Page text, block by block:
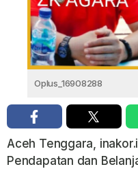
Oplus_16908288
Aceh Tenggara,
Pendapatan dan